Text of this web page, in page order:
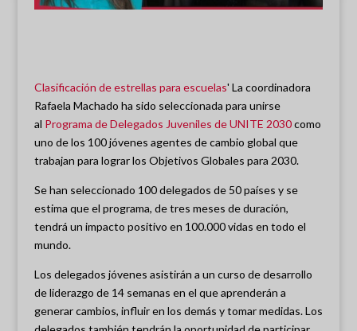
Clasificación de estrellas para escuelas' La coordinadora
Rafaela Machado ha sido seleccionada para unirse
al Programa de Delegados Juveniles de UNITE 2030como
uno de los 100 jóvenes agentes de cambio global que
trabajan para lograr los Objetivos Globales para 2030.
Se han seleccionado 100 delegados de 50 países y se
estima que el programa, de tres meses de duración,
tendrá un impacto positivo en 100.000 vidas en todo el
mundo.
Los delegados jóvenes asistirán a un curso de desarrollo
de liderazgo de 14 semanas en el que aprenderán a
generar cambios, influir en los demás y tomar medidas. Los